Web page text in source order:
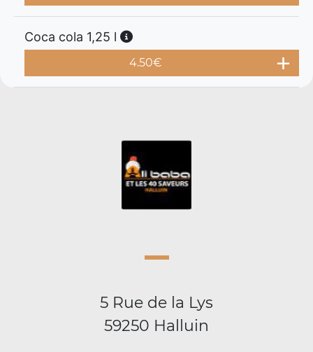
Coca cola 1,25 l
4.50€
5 Rue de la Lys
59250 Halluin